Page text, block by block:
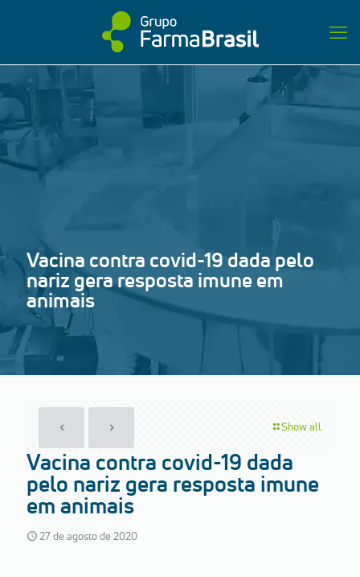
Vacina contra covid-19 dada pelo
nariz gera resposta imune em
animais
Show all
Vacina contra covid-19 dada
pelo nariz gera resposta imune
em animais
27 de agosto de 2020